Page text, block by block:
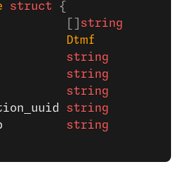
struct {
string
Dtmf
string
string
string
string
         string